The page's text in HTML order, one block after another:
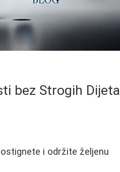
bez Strogih Dijeta
i održite željenu